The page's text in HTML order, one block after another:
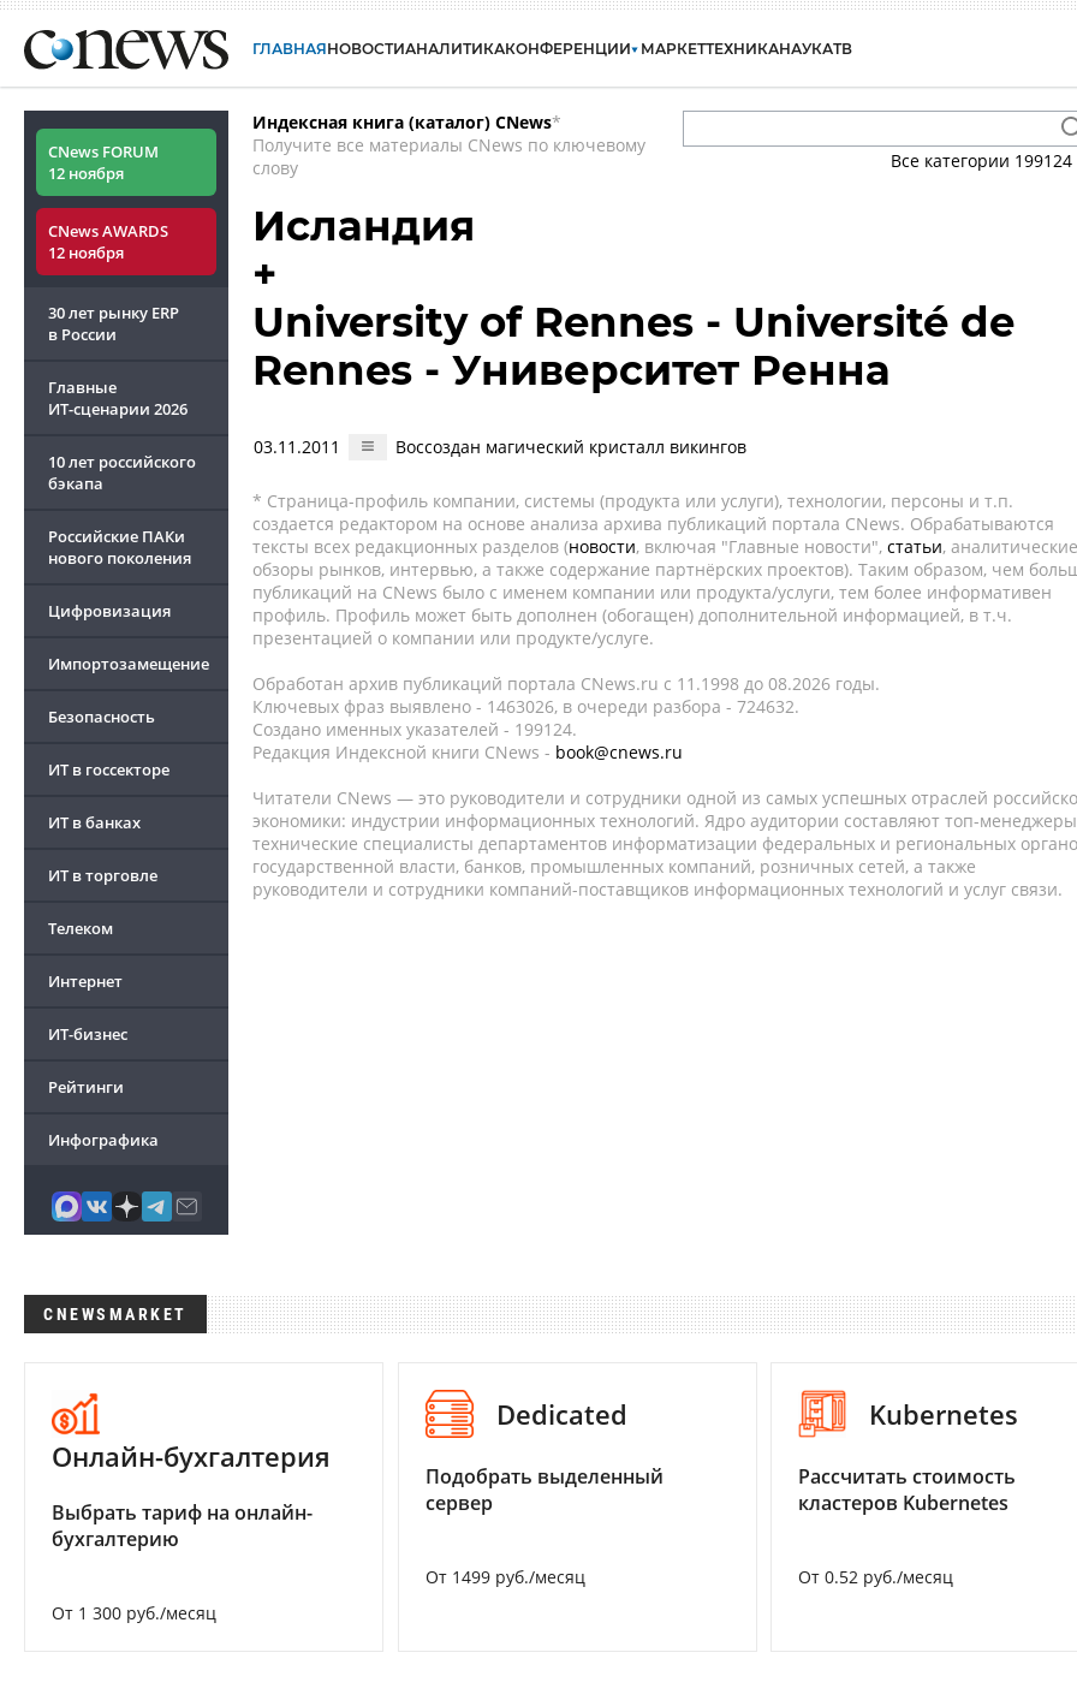
ГЛАВНАЯНОВОСТИАНАЛИТИКАКОНФЕРЕНЦИИ МАРКЕТТЕХНИКАНАУКАТВ
CNews FORUM
12 ноября
CNews AWARDS
12 ноября
30 лет рынку ERP
в России
Главные
ИТ-сценарии 2026
10 лет российского
бэкапа
Российские ПАКи
нового поколения
Цифровизация
Импортозамещение
Безопасность
ИТ в госсекторе
ИТ в банках
ИТ в торговле
Телеком
Интернет
ИТ-бизнес
Рейтинги
Инфографика
Индексная книга (каталог) CNews*
Получите все материалы CNews по ключевому
слову
Все категории 199124
Исландия
+
University of Rennes - Université de
Rennes - Университет Ренна
03.11.2011 Воссоздан магический кристалл викингов
* Страница-профиль компании, системы (продукта или услуги), технологии, персоны и т.п.
создается редактором на основе анализа архива публикаций портала CNews. Обрабатываются
тексты всех редакционных разделов (новости, включая "Главные новости", статьи, аналитические
обзоры рынков, интервью, а также содержание партнёрских проектов). Таким образом, чем
публикаций на CNews было с именем компании или продукта/услуги, тем более информативен
профиль. Профиль может быть дополнен (обогащен) дополнительной информацией, в т.ч.
презентацией о компании или продукте/услуге.
Обработан архив публикаций портала CNews.ru c 11.1998 до 08.2026 годы.
Ключевых фраз выявлено - 1463026, в очереди разбора - 724632.
Создано именных указателей - 199124.
Редакция Индексной книги CNews - book@cnews.ru
Читатели CNews — это руководители и сотрудники одной из самых успешных отраслей
экономики: индустрии информационных технологий. Ядро аудитории составляют топ-
технические специалисты департаментов информатизации федеральных и региональных
государственной власти, банков, промышленных компаний, розничных сетей, а также
руководители и сотрудники компаний-поставщиков информационных технологий и услуг связи.
CNEWSMARKET
Онлайн-бухгалтерия
Выбрать тариф на онлайн-
бухгалтерию
От 1 300 руб./месяц
Dedicated
Подобрать выделенный
сервер
От 1499 руб./месяц
Kubernetes
Рассчитать стоимость
кластеров Kubernetes
От 0.52 руб./месяц